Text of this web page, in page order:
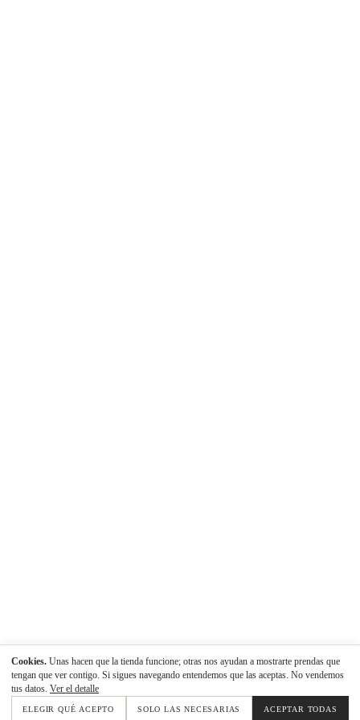
Cookies. Unas hacen que la tienda funcione; otras nos ayudan a mostrarte prendas que
tengan que ver contigo. Si sigues navegando entendemos que las aceptas. No vendemos
tus datos. Ver el detalle
ELEGIR QUÉ ACEPTO SOLO LAS NECESARIAS ACEPTAR TODAS